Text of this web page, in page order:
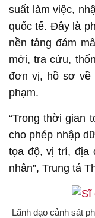
suất làm việc,
quốc tế. Đây là
nền tảng đám
mới, tra cứu,
đơn vị, hồ sơ về
phạm.
“Trong thời gian
cho phép nhập
tọa độ, vị trí, địa
nhân”, Trung tá
Lãnh đạo cảnh sát